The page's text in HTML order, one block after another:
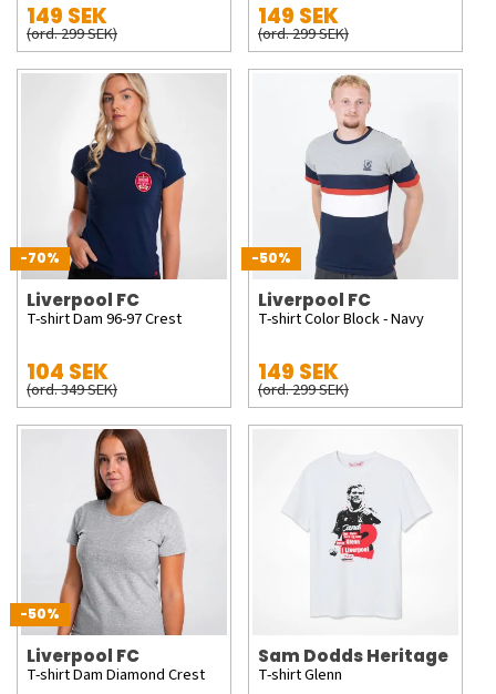
149 SEK
(ord. 299 SEK)
149 SEK
(ord. 299 SEK)
-70%
Liverpool FC
T-shirt Dam 96-97 Crest
104 SEK
(ord. 349 SEK)
-50%
Liverpool FC
T-shirt Color Block - Navy
149 SEK
(ord. 299 SEK)
-50%
Liverpool FC
T-shirt Dam Diamond Crest
Sam Dodds Heritage
T-shirt Glenn